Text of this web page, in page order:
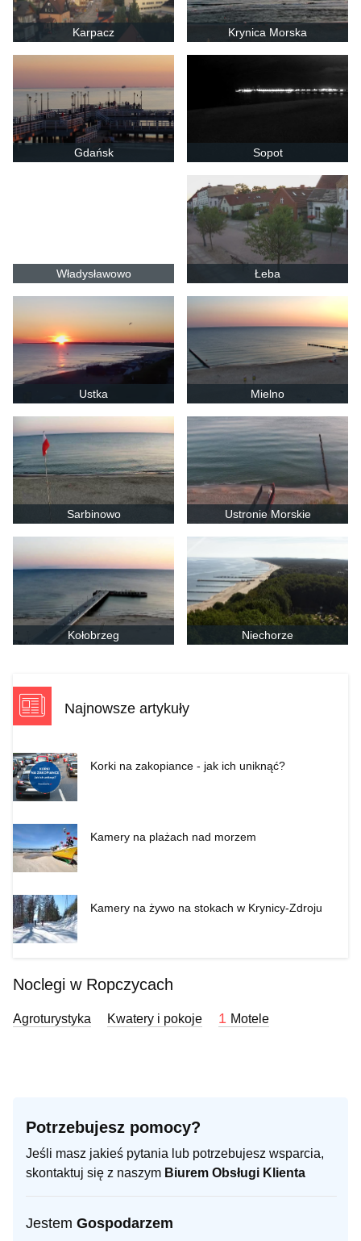
Karpacz Krynica Morska
Gdańsk Sopot
Władysławowo Łeba
Ustka Mielno
Sarbinowo Ustronie Morskie
Kołobrzeg Niechorze
Najnowsze artykuły
Korki na zakopiance - jak ich uniknąć?
Kamery na plażach nad morzem
Kamery na żywo na stokach w Krynicy-Zdroju
Noclegi w Ropczycach
Agroturystyka Kwatery i pokoje 1 Motele
Potrzebujesz pomocy?
Jeśli masz jakieś pytania lub potrzebujesz wsparcia,
skontaktuj się z naszym Biurem Obsługi Klienta
Jestem Gospodarzem